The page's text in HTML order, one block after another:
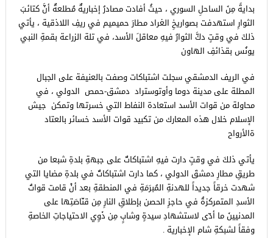
بدايةً مِنَ الساحلِ السوري ، حيثُ أفادت مصادرُ إخباريةٌ مُطلعةٌ أنَّ كتائبَ
الثوارِ استهدفت بصواريخِ الغراد مطارَ حميميم في ريفِ اللاذقية ، يأتي
ذلكَ في وقتٍ دكَّ الثوارُ فيهِ معاقلَ الأسد، في تلة الزراعة بقمةِ النبي
يونُس بقذائفِ الهاون
في الريف الدمشقي سجلت اشتباكات وصفت بالعنيفة على الجبال
المطلة على مدينة دوما وأوتوستراد دمشق-حمص الدولي ، في
محاولة من قوات الأسد استعادة النفاط التي خسرتها وتمكن جيش
الإسلام خلال هذه المعارك من تكبيد قوات الأسد خسائر بالعتاد
ةالأرواح
يأتي ذلكَ في وقتٍ دارت فيهِ اشتباكاتٌ على جبهةِ بلدةِ شبعا من
طريقِ مطارِ دمشقَ الدولي ، كما دارت اشتباكاتٌ في بلدةِ مضايا التي
شهدت خرقاً جديداً للهدنةِ المُبرَمَةِ في المنطقةِ بعد أنْ قامت قواتُ
الأسدِ المتمركزةُ في حاجزِ الحصن بإطلاقِ النارِ مِن قنّاصَتِها على
المدنيينَ ما أدّى لاستشهادِ سيدةٍ وشابٍ مِن ذَوِي الاحتياجاتِ الخاصةِ
وفقاً لشبكةِ شام الإخبارية .